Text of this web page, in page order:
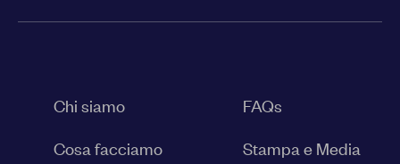
Chi siamo
Cosa facciamo
FAQs
Stampa e Media